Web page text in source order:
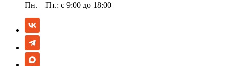
Пн. – Пт.: с 9:00 до 18:00